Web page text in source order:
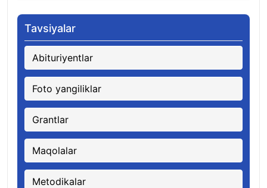
Tavsiyalar
Abituriyentlar
Foto yangiliklar
Grantlar
Maqolalar
Metodikalar